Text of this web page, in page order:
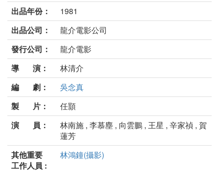
出品年份：
1981
出品公司：
龍介電影公司
發行公司：
龍介電影
導 演：
林清介
編 劇：
吳念真
製 片：
任顥
演 員：
林南施 , 李慕塵 , 向雲鵬 , 王星 , 辛家禎 , 賀
蓮芳
其他重要
工作人員 :
林鴻鐘(攝影)